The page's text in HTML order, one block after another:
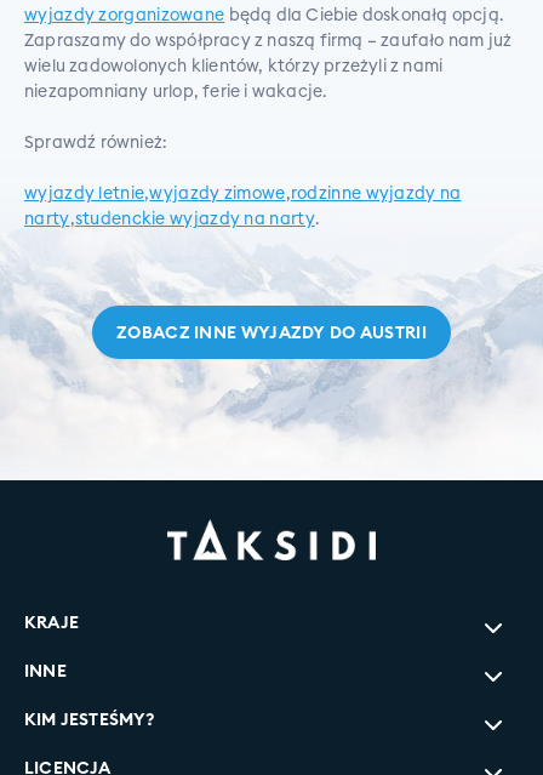
wyjazdy zorganizowane będą dla Ciebie doskonałą opcją.
Zapraszamy do współpracy z naszą firmą – zaufało nam już
wielu zadowolonych klientów, którzy przeżyli z nami
niezapomniany urlop, ferie i wakacje.
Sprawdź również:
wyjazdy letnie,wyjazdy zimowe,rodzinne wyjazdy na
narty,studenckie wyjazdy na narty.
ZOBACZ INNE WYJAZDY DO AUSTRII
KRAJE
Narty Szwajcaria
Narty Włochy
INNE
O firmie
Nasz zespół
KIM JESTEŚMY?
LICENCJA